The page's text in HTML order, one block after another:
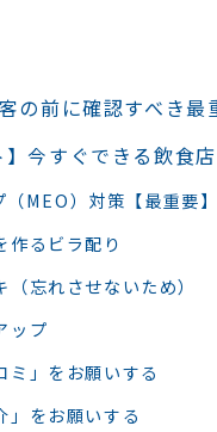
の前に確認すべき
】今すぐできる飲食
MEO）対策【最重要】
作るビラ配り
忘れさせないため）
ップ
ミ」をお願いする
」をお願いする